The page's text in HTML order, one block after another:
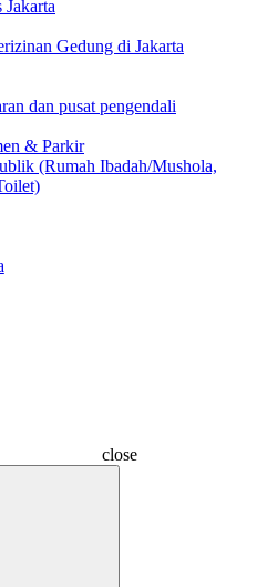
Gedung di Jakarta
dan pusat pengendali
& Parkir
(Rumah Ibadah/Mushola,
close